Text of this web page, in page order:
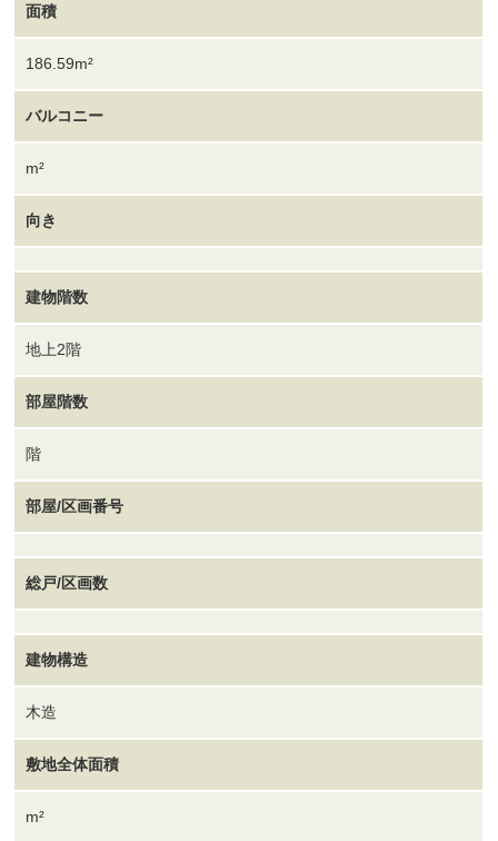
面積
186.59m²
バルコニー
m²
向き
建物階数
地上2階
部屋階数
階
部屋/区画番号
総戸/区画数
建物構造
木造
敷地全体面積
m²